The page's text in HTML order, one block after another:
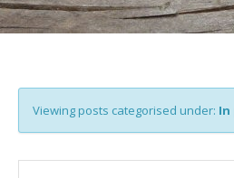
Viewing posts categorised under: In